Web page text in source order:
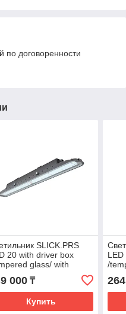
по договоренности
SLICK.PRS
20 with driver box
glass/ with
wiring 5000K
000₸
Купить
/